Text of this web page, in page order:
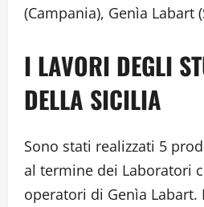
(Campania), Genìa Labart
I LAVORI DEGLI
DELLA SICILIA
Sono stati realizzati 5
al termine dei Laboratori
operatori di Genìa Labart.